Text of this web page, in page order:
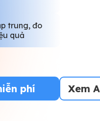
trung, đo
quả
phí Xem